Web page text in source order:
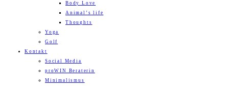
Body Love
Animal’s life
Thoughts
Yoga
Golf
Kontakt
Social Media
proWIN Beraterin
Minimalismus